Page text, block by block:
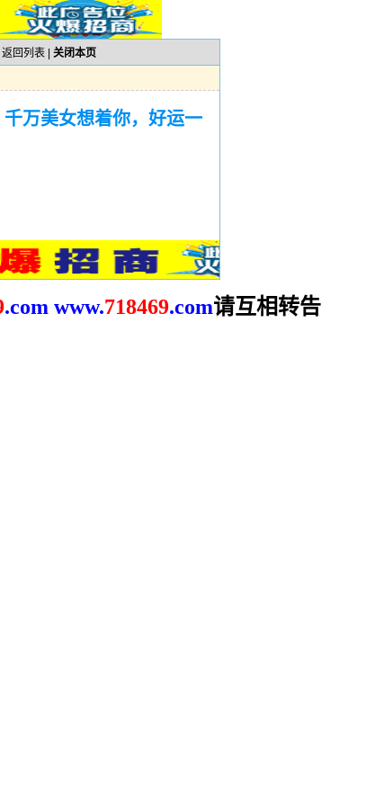
返回列表 关闭本页
万美女想着你，好运一
.com www.718469.com请互相转告